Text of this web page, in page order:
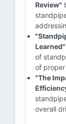
Review"
Learned"
of
of
"The
overall